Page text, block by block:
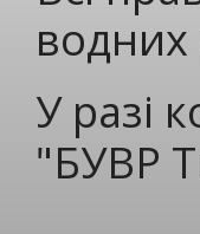
водних
У разі
"БУВР